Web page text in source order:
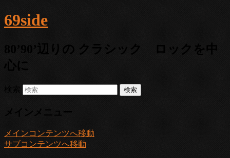
69side
80’90’辺りの クラシック ロックを中
心に
検索
メインメニュー
メインコンテンツへ移動
サブコンテンツへ移動